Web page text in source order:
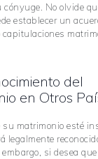
No olvide
establecer un
del
en Otros
su matrimonio esté
legalmente
si desea